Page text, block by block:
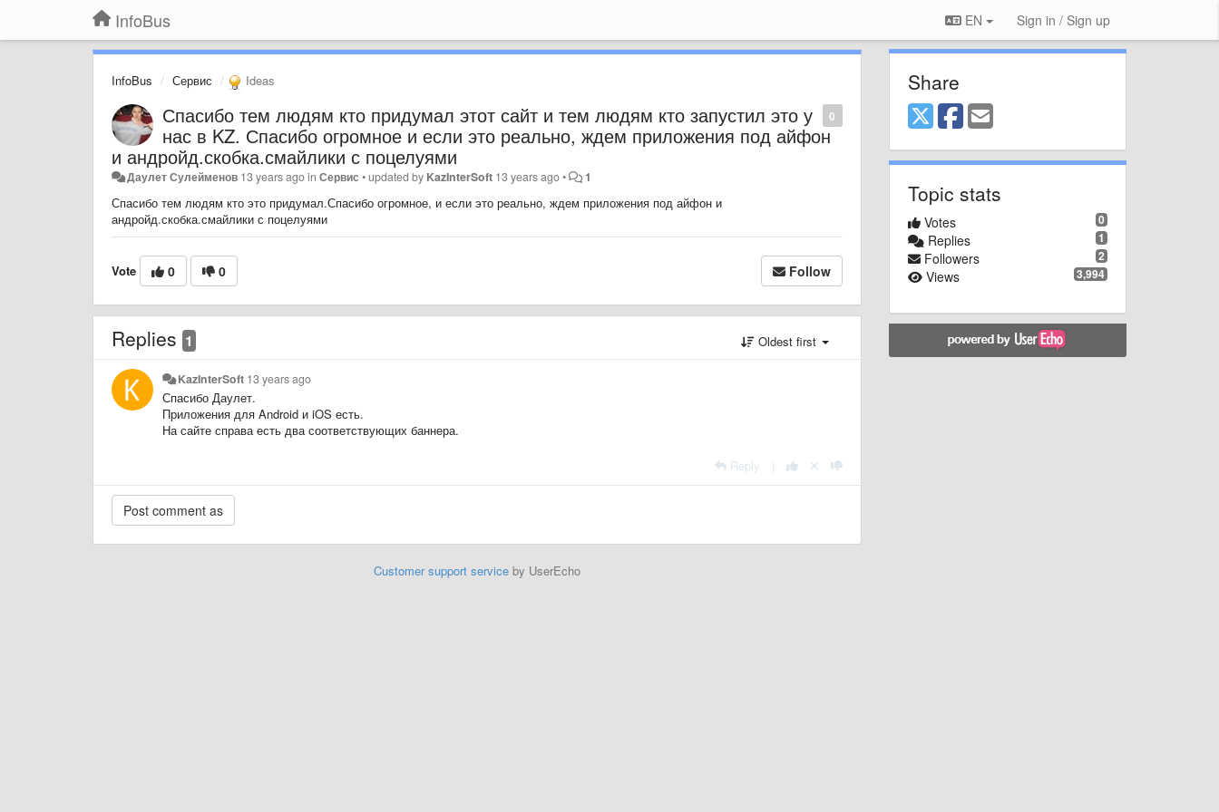
InfoBus EN Sign in / Sign up
InfoBus Сервис Ideas
0
Спасибо тем людям кто придумал этот сайт и тем людям кто запустил это у
нас в KZ. Спасибо огромное и если это реально, ждем приложения под айфон
и андройд.скобка.смайлики с поцелуями
Даулет Сулейменов 13 years agoinСервис •updated by KazInterSoft 13 years ago• 1
Спасибо тем людям кто это придумал.Спасибо огромное, и если это реально, ждем приложения под айфон и
андройд.скобка.смайлики с поцелуями
Vote 0 0 Follow
Replies 1 Oldest first
KazInterSoft 13 years ago
Спасибо Даулет.
Приложения для Android и iOS есть.
На сайте справа есть два соответствующих баннера.
Reply
Customer support serviceby UserEcho
Share
Topic stats
0
Votes
1
Replies
2
Followers
3,994
Views